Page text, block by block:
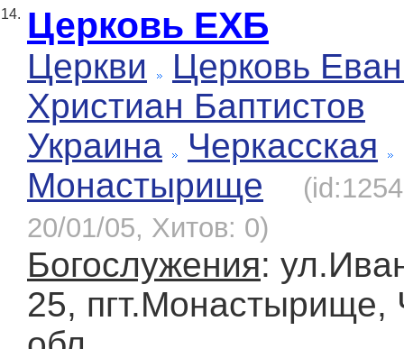
14. Церковь ЕХБ
Церкви
Церковь
Христиан Баптистов
Украина
Черкасская
Монастырище
20/01/05, Хитов: 0)
Богослужения:
25, пгт.Монастырище,